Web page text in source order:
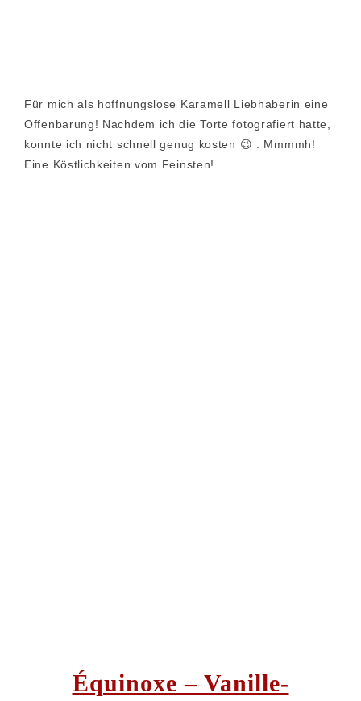
Für mich als hoffnungslose Karamell Liebhaberin eine
Offenbarung! Nachdem ich die Torte fotografiert hatte,
konnte ich nicht schnell genug kosten 😉 . Mmmmh!
Eine Köstlichkeiten vom Feinsten!
Équinoxe – Vanille-